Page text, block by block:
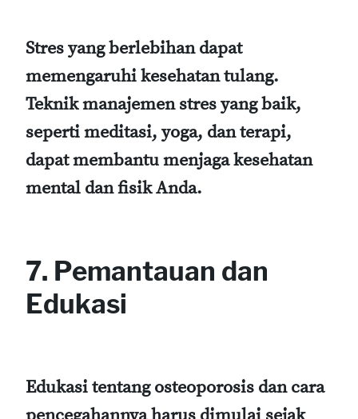
Stres yang berlebihan dapat
memengaruhi kesehatan tulang.
Teknik manajemen stres yang baik,
seperti meditasi, yoga, dan terapi,
dapat membantu menjaga kesehatan
mental dan fisik Anda.
7. Pemantauan dan
Edukasi
Edukasi tentang osteoporosis dan cara